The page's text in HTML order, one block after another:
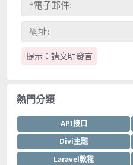
提示：請文明發言
熱門分類
API接口
Divi主題
Laravel教程